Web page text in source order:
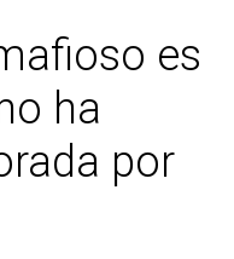
es
ha
por